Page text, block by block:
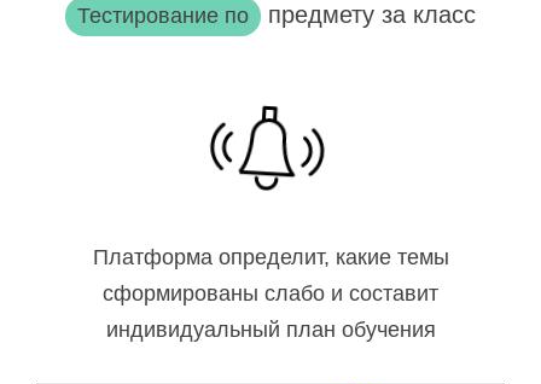
Тестирование по предмету за класс
Платформа определит, какие темы
сформированы слабо и составит
индивидуальный план обучения